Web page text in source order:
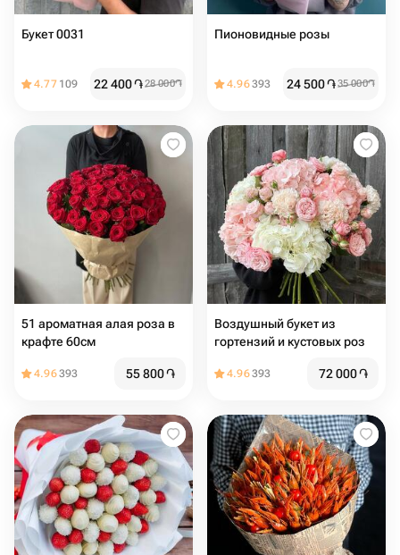
Букет 0031
4.77 109 22 400֏28 000֏
Пионовидные розы
4.96393 24 500֏35 000֏
51 ароматная алая роза в
крафте 60см
4.96393 55 800֏
Воздушный букет из
гортензий и кустовых роз
4.96393 72 000֏